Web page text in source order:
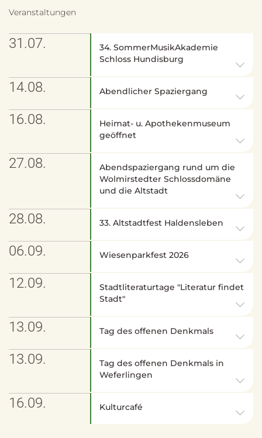
Veranstaltungen
31.07.
34. SommerMusikAkademie
Schloss Hundisburg
14.08. Abendlicher Spaziergang
16.08.
Heimat- u. Apothekenmuseum
geöffnet
27.08.
Abendspaziergang rund um die
Wolmirstedter Schlossdomäne
und die Altstadt
28.08. 33. Altstadtfest Haldensleben
06.09. Wiesenparkfest 2026
12.09.
Stadtliteraturtage "Literatur findet
Stadt"
13.09. Tag des offenen Denkmals
13.09.
Tag des offenen Denkmals in
Weferlingen
16.09. Kulturcafé